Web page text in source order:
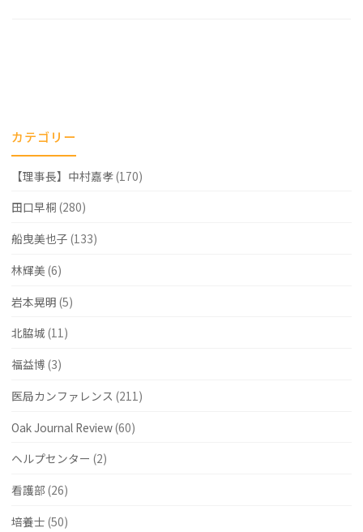
カテゴリー
【理事長】中村嘉孝(170)
田口早桐 (280)
船曳美也子 (133)
林輝美 (6)
岩本晃明 (5)
北脇城 (11)
福益博 (3)
医局カンファレンス (211)
Oak Journal Review(60)
ヘルプセンター (2)
看護部 (26)
培養士 (50)